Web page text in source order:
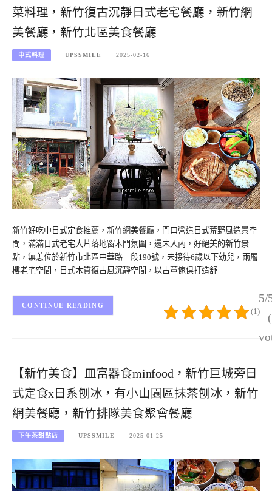
菜料理，新竹復古沉靜日式老宅餐廳，新竹網
美餐廳，新竹北區美食餐廳
中式料理 UPSSMILE 2025-02-16
新竹好吃中日式定食推薦，新竹網美餐廳，門口營造日式荒野風造景空
間，滿滿日式老宅大片落地窗木門氛圍，還未入內，好絕美的新竹景
點，無恙位於新竹市北區中華路三段190號，未接待6歲以下幼兒，兩層
樓老宅空間，日式木質復古風沉靜空間，以古董傢俱打造舒…
5/
–
(1)
CONTINUE READING
【新竹美食】皿富器食minfood，新竹巨城旁日
式定食x日系刨冰，有小山園區抹茶刨冰，新竹
網美餐廳，新竹排隊美食聚會餐廳
下午茶甜點店 UPSSMILE 2025-01-25